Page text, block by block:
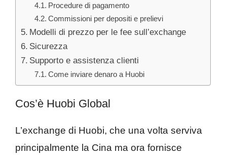
Procedure di pagamento
Commissioni per depositi e prelievi
Modelli di prezzo per le fee sull’exchange
Sicurezza
Supporto e assistenza clienti
Come inviare denaro a Huobi
Cos’è Huobi Global
L’exchange di Huobi, che una volta serviva
principalmente la Cina ma ora fornisce